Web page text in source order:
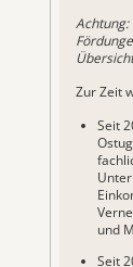
Zur Zeit
Seit
und
Seit